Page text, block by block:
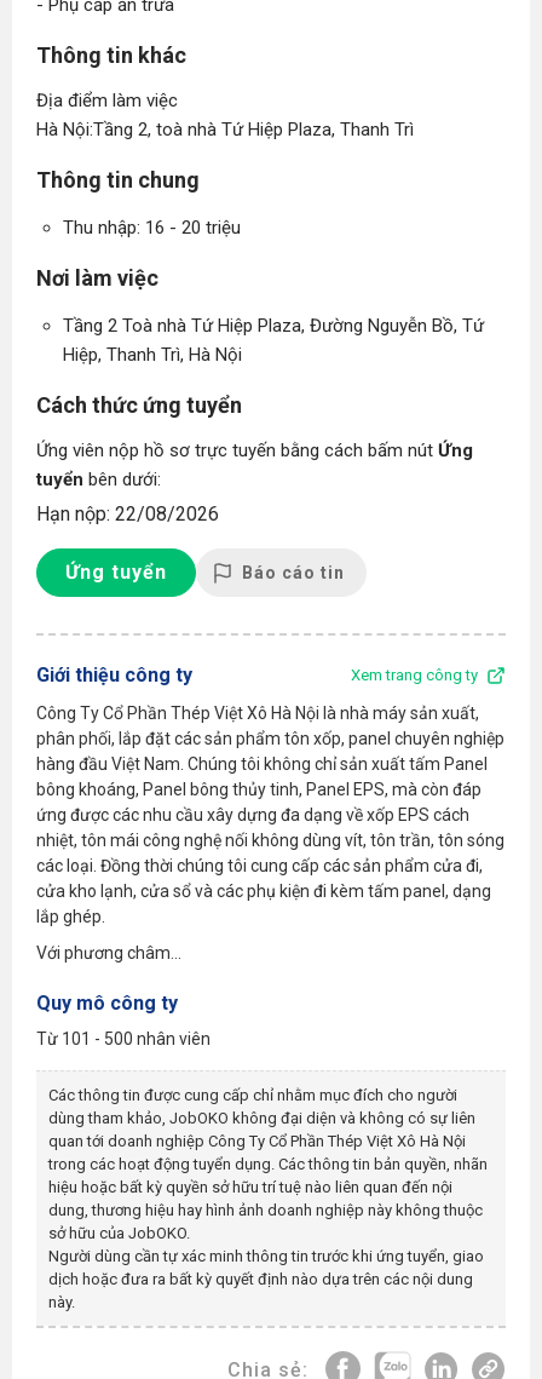
- Phụ cấp ăn trưa
Thông tin khác
Địa điểm làm việc
Hà Nội:Tầng 2, toà nhà Tứ Hiệp Plaza, Thanh Trì
Thông tin chung
Thu nhập: 16 - 20 triệu
Nơi làm việc
Tầng 2 Toà nhà Tứ Hiệp Plaza, Đường Nguyễn Bồ, Tứ
Hiệp, Thanh Trì, Hà Nội
Cách thức ứng tuyển
Ứng viên nộp hồ sơ trực tuyến bằng cách bấm nút Ứng
tuyển bên dưới:
Hạn nộp: 22/08/2026
Ứng tuyển Báo cáo tin
Giới thiệu công ty Xem trang công ty
Công Ty Cổ Phần Thép Việt Xô Hà Nội là nhà máy sản xuất,
phân phối, lắp đặt các sản phẩm tôn xốp, panel chuyên nghiệp
hàng đầu Việt Nam. Chúng tôi không chỉ sản xuất tấm Panel
bông khoáng, Panel bông thủy tinh, Panel EPS, mà còn đáp
ứng được các nhu cầu xây dựng đa dạng về xốp EPS cách
nhiệt, tôn mái công nghệ nối không dùng vít, tôn trần, tôn sóng
các loại. Đồng thời chúng tôi cung cấp các sản phẩm cửa đi,
cửa kho lạnh, cửa sổ và các phụ kiện đi kèm tấm panel, dạng
lắp ghép.
Với phương châm...
Quy mô công ty
Từ 101 - 500 nhân viên
Các thông tin được cung cấp chỉ nhằm mục đích cho người
dùng tham khảo, JobOKO không đại diện và không có sự liên
quan tới doanh nghiệp Công Ty Cổ Phần Thép Việt Xô Hà Nội
trong các hoạt động tuyển dụng. Các thông tin bản quyền, nhãn
hiệu hoặc bất kỳ quyền sở hữu trí tuệ nào liên quan đến nội
dung, thương hiệu hay hình ảnh doanh nghiệp này không thuộc
sở hữu của JobOKO.
Người dùng cần tự xác minh thông tin trước khi ứng tuyển, giao
dịch hoặc đưa ra bất kỳ quyết định nào dựa trên các nội dung
này.
Chia sẻ: